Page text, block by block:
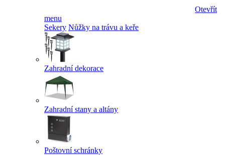
Otevřít
menu
Sekery Nůžky na trávu a keře
Zahradní dekorace
Zahradní stany a altány
Poštovní schránky